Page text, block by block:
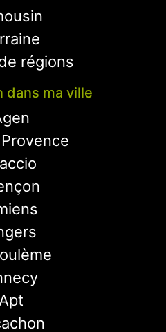
régions
dans ma ville
Apt